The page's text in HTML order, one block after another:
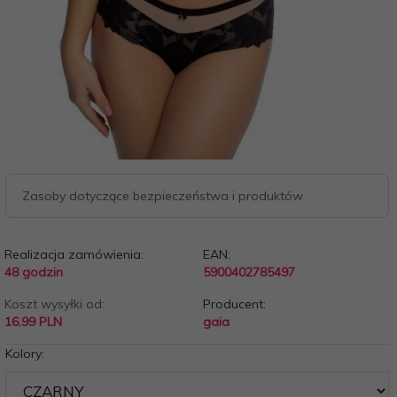
Zasoby dotyczące bezpieczeństwa i produktów
Realizacja zamówienia:
48 godzin
EAN:
5900402785497
Koszt wysyłki od:
16.99 PLN
Producent:
gaia
Kolory: